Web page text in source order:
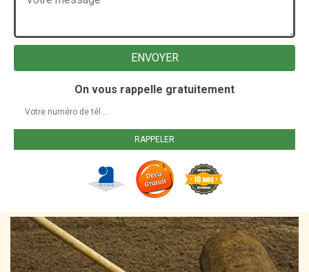
On vous rappelle gratuitement